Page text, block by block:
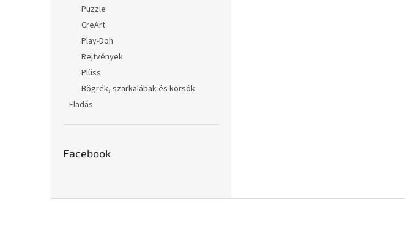
Puzzle
CreArt
Play-Doh
Rejtvények
Plüss
Bögrék, szarkalábak és korsók
Eladás
Facebook